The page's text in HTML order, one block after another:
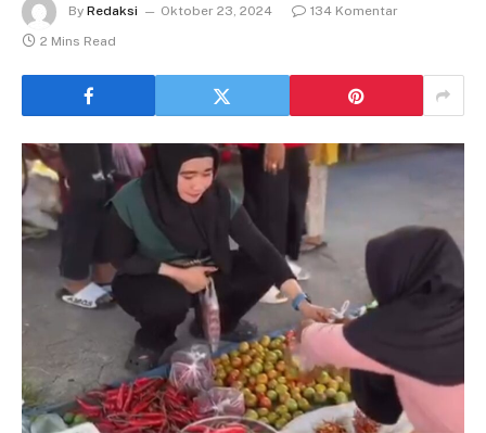
By Redaksi Oktober 23, 2024
134 Komentar
2 Mins Read